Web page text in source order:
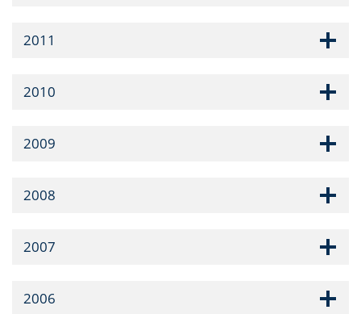
2011
2010
2009
2008
2007
2006